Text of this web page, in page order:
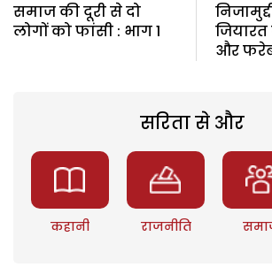
समाज की दूरी से दो
लोगों को फांसी : भाग 1
और
सरिता से और
कहानी राजनीति